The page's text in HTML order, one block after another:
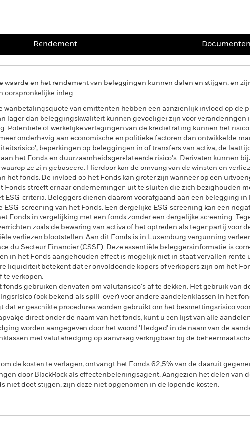
Rendement Documenten
waarde en het rendement van beleggingen kunnen dalen en stijgen, en
oorspronkelijke inleg.
wanbetalingsquote van emittenten hebben een aanzienlijk invloed op de
lager dan beleggingskwaliteit kunnen gevoeliger zijn voor veranderingen
Potentiële of werkelijke verlagingen van de kredietrating kunnen het
onderhevig aan economische en politieke factoren dan ontwikkelde
beperkingen op beleggingen in of transfers van activa, de
het Fonds en duurzaamheidsgerelateerde risico's. Derivaten kunnen
ze zijn gebaseerd. Hierdoor kan de omvang van de winsten en
het fonds. De invloed op het Fonds kan groter zijn wanneer op een
Fonds streeft ernaar ondernemingen uit te sluiten die zich bezighouden
criteria. Beleggers dienen daarom voorafgaand aan een belegging in
screening van het Fonds. Een dergelijke ESG-screening kan een
Fonds in vergelijking met een fonds zonder een dergelijke screening.
zoals de bewaring van activa of het optreden als tegenpartij voor
verliezen blootstellen. Aan dit Fonds is in Luxemburg vergunning
du Secteur Financier (CSSF). Deze essentiële beleggersinformatie is
in het Fonds aangehouden effect is mogelijk niet in staat vervallen rente
liquiditeit betekent dat er onvoldoende kopers of verkopers zijn om het
te verkopen.
gebruiken derivaten om valutarisico's af te dekken. Het gebruik van
(ook bekend als spill-over) voor andere aandelenklassen in het
dat er geschikte procedures worden gebruikt om het besmettingsrisico
direct onder de naam van het fonds, kunt u een lijst van alle
worden aangegeven door het woord 'Hedged' in de naam van de
met valutahedging op aanvraag verkrijgbaar bij de
de kosten te verlagen, ontvangt het Fonds 62,5% van de daaruit
door BlackRock als effectenbeleningsagent. Aangezien het delen van
niet doet stijgen, zijn deze niet opgenomen in de lopende kosten.